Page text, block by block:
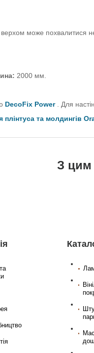
верхом може похвалитися
2000 мм.
DecoFix Power. Для
плінтуса та молдингів
З цим